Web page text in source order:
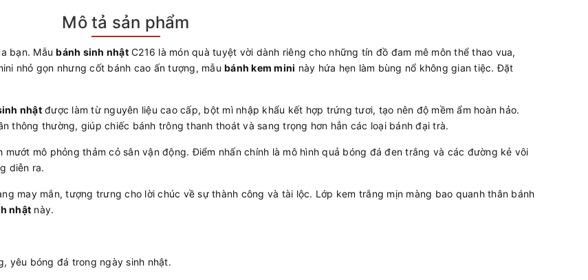
Mô tả sản phẩm
bạn. Mẫubánh sinh nhậtC216 là món quà tuyệt vời dành riêng cho những tín đồ đam mê môn thể thao vua,
nhỏ gọn nhưng cốt bánh cao ấn tượng, mẫu bánh kem mini này hứa hẹn làm bùng nổ không gian tiệc. Đặt
nhậtđược làm từ nguyên liệu cao cấp, bột mì nhập khẩu kết hợp trứng tươi, tạo nên độ mềm ẩm hoàn hảo.
thông thường, giúp chiếc bánh trông thanh thoát và sang trọng hơn hẳn các loại bánh đại trà.
mô phỏng thảm cỏ sân vận động. Điểm nhấn chính là mô hình quả bóng đá đen trắng và các đường kẻ vôi
diễn ra.
may mắn, tượng trưng cho lời chúc về sự thành công và tài lộc. Lớp kem trắng mịn màng bao quanh thân bánh
nhật này.
yêu bóng đá trong ngày sinh nhật.